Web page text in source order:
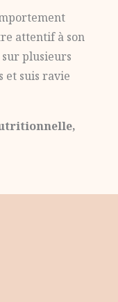
attentif à son
plusieurs
et suis ravie